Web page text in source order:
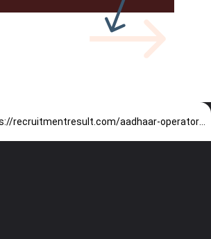
https://recruitmentresult.com/aadhaar-operator-supervisor-vacancy/